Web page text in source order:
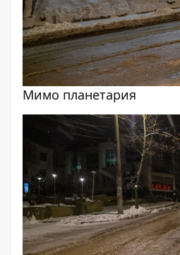
Мимо планетария